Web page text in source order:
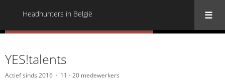
Headhunters in België
YES!talents
Actief sinds 2016 11 - 20 medewerkers